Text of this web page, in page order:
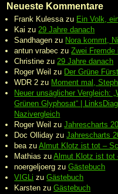
Neueste Kommentare
Frank Kulessa zu Ein Volk,
Kai zu 29 Jahre danach
Sandhagen zu Nora kommt,
antun vrabec zuZwei Fremde
Christine zu 29 Jahre danach
Roger Weil zu Der Grüne
WDR 2 zu Moment mal,
Neuer unsäglicher Vergleich:
Grünen Glyphosat“ |
Nazivergleich
Roger Weil zuJahrescharts
Doc Olliday zuJahrescharts
bea zuAlmut Klotz ist tot –
Mathias zuAlmut Klotz ist tot
noergeljoerg zuGästebuch
VIGLi zuGästebuch
Karsten zuGästebuch